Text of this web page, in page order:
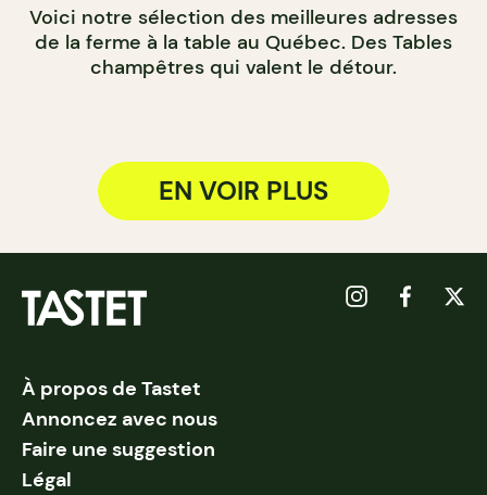
Voici notre sélection des meilleures adresses
de la ferme à la table au Québec. Des Tables
champêtres qui valent le détour.
EN VOIR PLUS
À propos de Tastet
Annoncez avec nous
Faire une suggestion
Légal